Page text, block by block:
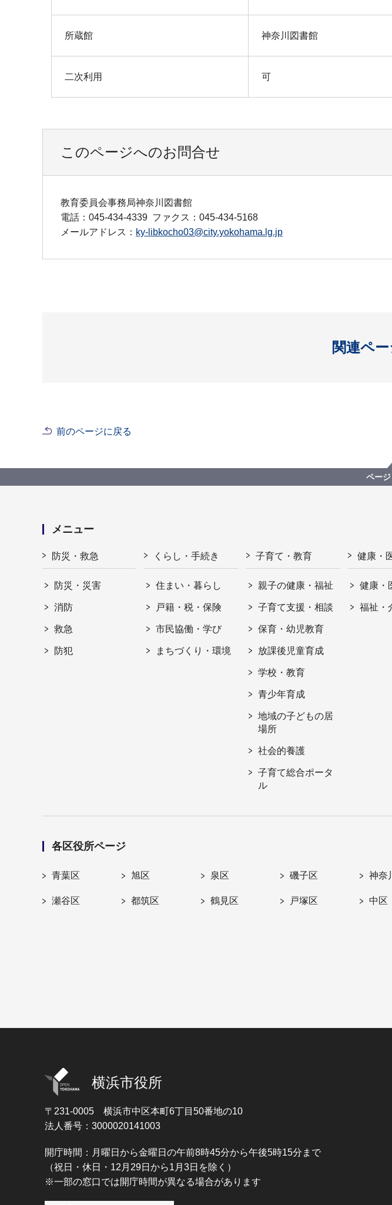
所蔵館 神奈川図書館
二次利用 可
このページへのお問合せ
教育委員会事務局神奈川図書館
電話：045-434-4339 ファクス：045-434-5168
メールアドレス： ky-libkocho03@city.yokohama.lg.jp
関連ペ
前のページに戻る
ペー
メニュー
防災・救急
防災・災害
消防
救急
防犯
くらし・手続き
住まい・暮らし
戸籍・税・保険
市民協働・学び
まちづくり・環境
子育て・教育
親子の健康・福祉
子育て支援・相談
保育・幼児教育
放課後児童育成
学校・教育
青少年育成
地域の子どもの居
場所
社会的養護
子育て総合ポータ
ル
健康・
健康・
福祉・
各区役所ページ
青葉区 旭区 泉区 磯子区 神奈
瀬谷区 都筑区 鶴見区 戸塚区 中区
横浜市役所
〒231-0005 横浜市中区本町6丁目50番地の10
法人番号：3000020141003
開庁時間：月曜日から金曜日の午前8時45分から午後5時15分まで
（祝日・休日・12月29日から1月3日を除く）
※一部の窓口では開庁時間が異なる場合があります